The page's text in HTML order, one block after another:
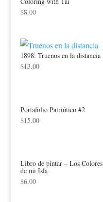
$8.00
1898: Truenos en la distancia
$13.00
Portafolio Patriótico #2
$15.00
Libro de pintar – Los Colores
de mi Isla
$6.00